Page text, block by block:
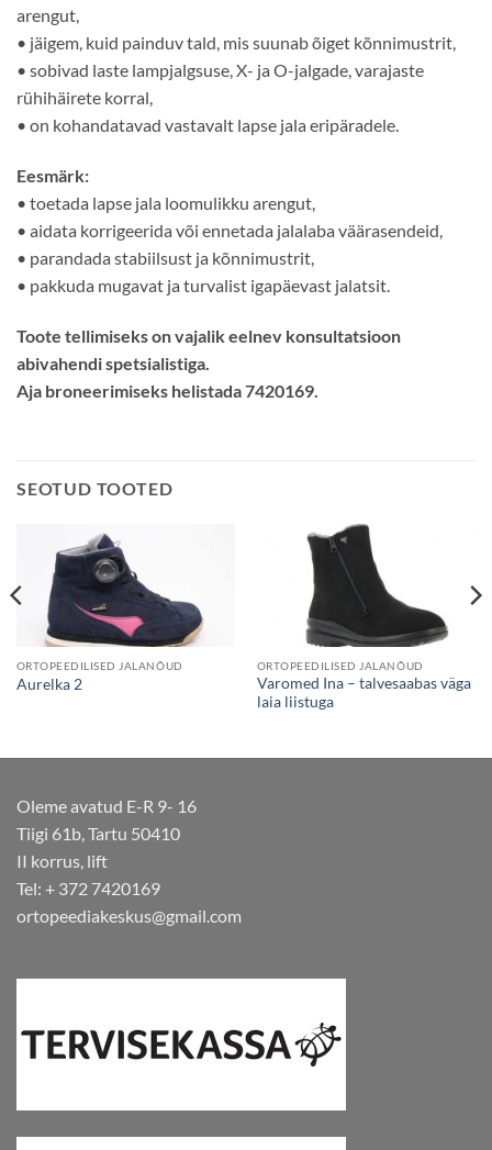
arengut,
• jäigem, kuid painduv tald, mis suunab õiget kõnnimustrit,
• sobivad laste lampjalgsuse, X- ja O-jalgade, varajaste
rühihäirete korral,
• on kohandatavad vastavalt lapse jala eripäradele.
Eesmärk:
• toetada lapse jala loomulikku arengut,
• aidata korrigeerida või ennetada jalalaba väärasendeid,
• parandada stabiilsust ja kõnnimustrit,
• pakkuda mugavat ja turvalist igapäevast jalatsit.
Toote tellimiseks on vajalik eelnev konsultatsioon
abivahendi spetsialistiga.
Aja broneerimiseks helistada 7420169.
SEOTUD TOOTED
ORTOPEEDILISED JALANÕUD
Aurelka 2
ORTOPEEDILISED JALANÕUD
Varomed Ina – talvesaabas väga
laia liistuga
Oleme avatud E-R 9- 16
Tiigi 61b, Tartu 50410
II korrus, lift
Tel: + 372 7420169
ortopeediakeskus@gmail.com